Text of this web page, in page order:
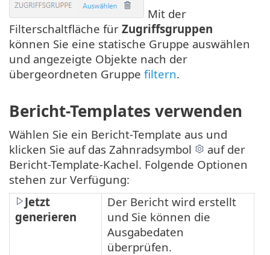
Mit der
Filterschaltfläche für Zugriffsgruppen
können Sie eine statische Gruppe auswählen
und angezeigte Objekte nach der
übergeordneten Gruppe filtern.
Bericht-Templates verwenden
Wählen Sie ein Bericht-Template aus und
klicken Sie auf das Zahnradsymbol
auf der
Bericht-Template-Kachel. Folgende Optionen
stehen zur Verfügung:
Jetzt
generieren
Der Bericht wird erstellt
und Sie können die
Ausgabedaten
überprüfen.